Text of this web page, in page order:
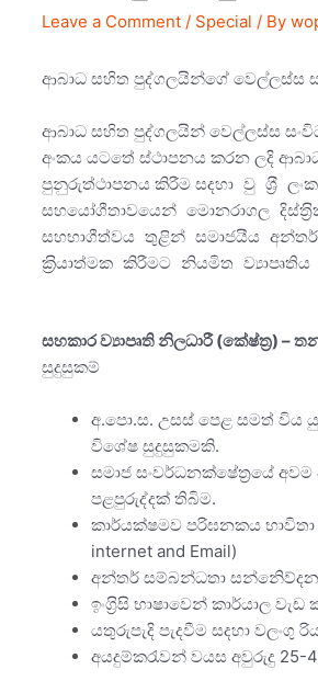
Leave a Comment / Special / By
ආබාධ සහිත පුද්ගලයින්ගේ වෙල්ලස්ස
ආබාධ සහිත පුද්ගලයින් වෙල්ලස්ස
අංකය යටතේ ස්ථාපනය කරන ලදි
පුනුරුත්ථාපනය කිරීම සදහා වු ශ‍්‍රී
සහයෝගීතාවයෙන් මොනරාගල
සහභාගීත්වය තුළින් සමාජයීය
ක‍්‍රියාත්මක කිරීමට නියමිත
සහකාර ව්‍යාපෘති නිලධාරී (කේෂ්ත‍්‍ර) –
සුදුසුකම්
අ.පො.ස. උසස් පෙළ සමත් විය
විශේෂ සුදුසුකමකි.
සමාජ සංවර්ධනක්ෂේත්‍රයේ
පළපුරුද්දක් තිබිම.
කාර්යක්ෂමව පරිඝනකය භාවිතා
internet and Email)
අන්තර් සම්බන්ධතා
ඉංග‍්‍රිසි භාෂාවෙන් කාර්යාල
යතුරුපැදි පැදවීම සදහා වලංගු
අයදුම්කරැවන් වයස අවුරුදු 25-